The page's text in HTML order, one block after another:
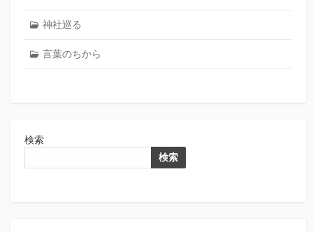
神社巡る
言葉のちから
検索
検索